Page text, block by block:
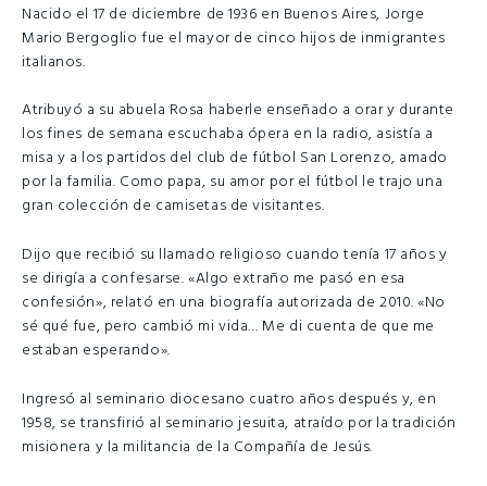
Nacido el 17 de diciembre de 1936 en Buenos Aires, Jorge
Mario Bergoglio fue el mayor de cinco hijos de inmigrantes
italianos.
Atribuyó a su abuela Rosa haberle enseñado a orar y durante
los fines de semana escuchaba ópera en la radio, asistía a
misa y a los partidos del club de fútbol San Lorenzo, amado
por la familia. Como papa, su amor por el fútbol le trajo una
gran colección de camisetas de visitantes.
Dijo que recibió su llamado religioso cuando tenía 17 años y
se dirigía a confesarse. «Algo extraño me pasó en esa
confesión», relató en una biografía autorizada de 2010. «No
sé qué fue, pero cambió mi vida… Me di cuenta de que me
estaban esperando».
Ingresó al seminario diocesano cuatro años después y, en
1958, se transfirió al seminario jesuita, atraído por la tradición
misionera y la militancia de la Compañía de Jesús.